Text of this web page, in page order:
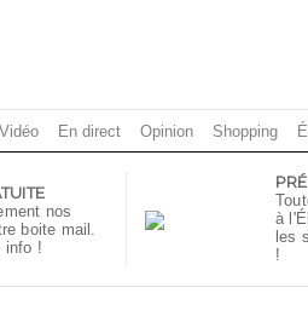
Vidéo En direct Opinion Shopping
nos
boite mail.
info !
à
les
!